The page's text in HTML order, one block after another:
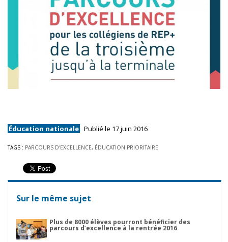
Éducation nationale Publié le 17 juin 2016
TAGS : PARCOURS D'EXCELLENCE, ÉDUCATION PRIORITAIRE
Sur le même sujet
Plus de 8000 élèves pourront bénéficier des
parcours d’excellence à la rentrée 2016